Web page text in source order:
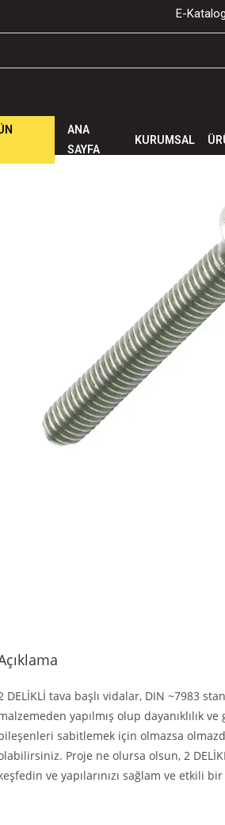
E-Katalog
ANA
SAYFA
KURUMSAL
DELİKLİ tava başlı vidalar, DIN ~7983
yapılmış olup dayanıklılık
sabitlemek için olmazsa
Proje ne olursa olsun, 2
ve yapılarınızı sağlam ve etkili